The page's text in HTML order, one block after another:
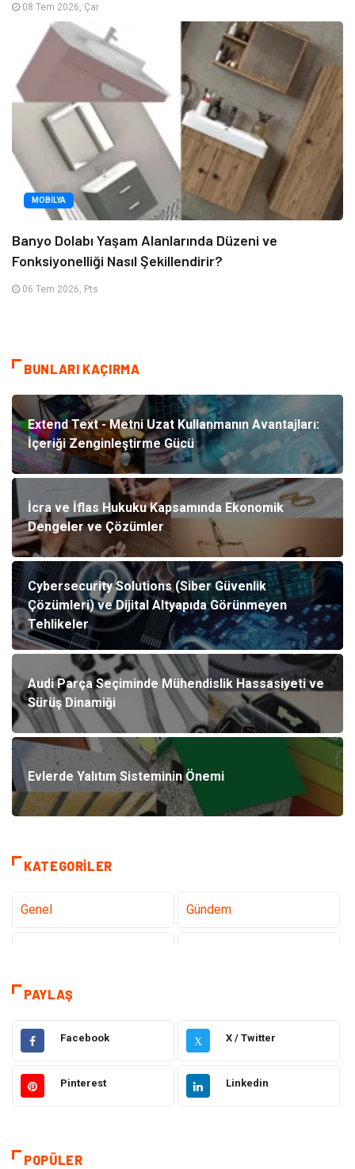
08 Tem 2026, Çar
MOBILYA
Banyo Dolabı Yaşam Alanlarında Düzeni ve
Fonksiyonelliği Nasıl Şekillendirir?
06 Tem 2026, Pts
BUNLARI KAÇIRMA
Extend Text - Metni Uzat Kullanmanın Avantajları:
İçeriği Zenginleştirme Gücü
İcra ve İflas Hukuku Kapsamında Ekonomik
Dengeler ve Çözümler
Cybersecurity Solutions (Siber Güvenlik
Çözümleri) ve Dijital Altyapıda Görünmeyen
Tehlikeler
Audi Parça Seçiminde Mühendislik Hassasiyeti ve
Sürüş Dinamiği
Evlerde Yalıtım Sisteminin Önemi
KATEGORILER
Genel Gündem
Tanıtıcı Reklam
Elektrik Elektronik Makine
Otomotiv Ulaşım ve Taşımacılık
Giyim
PAYLAŞ
Facebook X X / Twitter
Pinterest Linkedin
POPÜLER